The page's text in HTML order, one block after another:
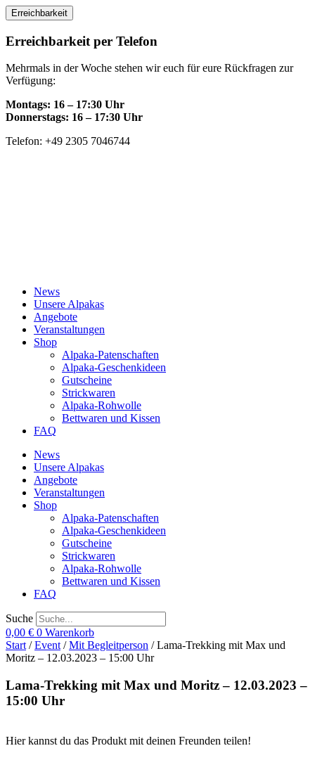
Skip
to
content
Erreichbarkeit
Erreichbarkeit per Telefon
Mehrmals in der Woche stehen wir euch für eure Rückfragen zur
Verfügung:
Montags: 16 – 17:30 Uhr
Donnerstags: 16 – 17:30 Uhr
Telefon: +49 2305 7046744
News
Unsere Alpakas
Angebote
Veranstaltungen
Shop
Alpaka-Patenschaften
Alpaka-Geschenkideen
Gutscheine
Strickwaren
Alpaka-Rohwolle
Bettwaren und Kissen
FAQ
News
Unsere Alpakas
Angebote
Veranstaltungen
Shop
Alpaka-Patenschaften
Alpaka-Geschenkideen
Gutscheine
Strickwaren
Alpaka-Rohwolle
Bettwaren und Kissen
FAQ
Suche
0,00 € 0 Warenkorb
Start/Event/Mit Begleitperson / Lama-Trekking mit Max und
Moritz – 12.03.2023 – 15:00 Uhr
Lama-Trekking mit Max und Moritz – 12.03.2023 –
15:00 Uhr
Hier kannst du das Produkt mit deinen Freunden teilen!